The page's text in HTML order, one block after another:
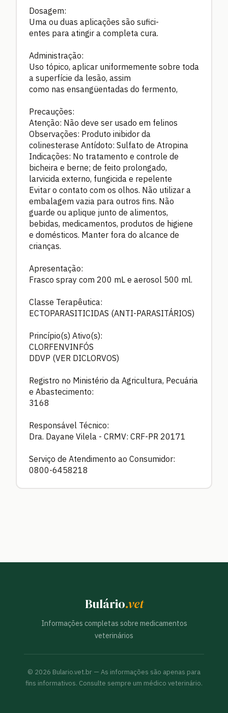
Dosagem:
Uma ou duas aplicações são sufici-
entes para atingir a completa cura.
Administração:
Uso tópico, aplicar uniformemente sobre toda
a superfície da lesão, assim
como nas ensangüentadas do fermento,
Precauções:
Atenção: Não deve ser usado em felinos
Observações: Produto inibidor da
colinesterase Antídoto: Sulfato de Atropina
Indicações: No tratamento e controle de
bicheira e berne; de feito prolongado,
larvicida externo, fungicida e repelente
Evitar o contato com os olhos. Não utilizar a
embalagem vazia para outros fins. Não
guarde ou aplique junto de alimentos,
bebidas, medicamentos, produtos de higiene
e domésticos. Manter fora do alcance de
crianças.
Apresentação:
Frasco spray com 200 mL e aerosol 500 ml.
Classe Terapêutica:
ECTOPARASITICIDAS (ANTI-PARASITÁRIOS)
Princípio(s) Ativo(s):
CLORFENVINFÓS
DDVP (VER DICLORVOS)
Registro no Ministério da Agricultura, Pecuária
e Abastecimento:
3168
Responsável Técnico:
Dra. Dayane Vilela - CRMV: CRF-PR 20171
Serviço de Atendimento ao Consumidor:
0800-6458218
Bulário.vet
Informações completas sobre medicamentos
veterinários
© 2026 Bulario.vet.br — As informações são apenas para
fins informativos. Consulte sempre um médico veterinário.